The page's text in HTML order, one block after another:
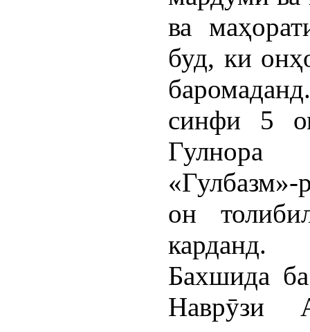
ва
буд, ки
синфи 5
Гулнора
он
карданд.
Бахшида
Наврӯзи